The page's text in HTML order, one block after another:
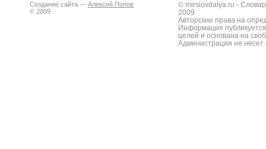
Создание сайта — Алексей Попов
© 2009
© mirslovdalya.ru -
2009
Авторские права на
Информация
целей и основана на
Администрация не несет